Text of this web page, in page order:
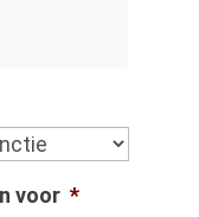
voor *